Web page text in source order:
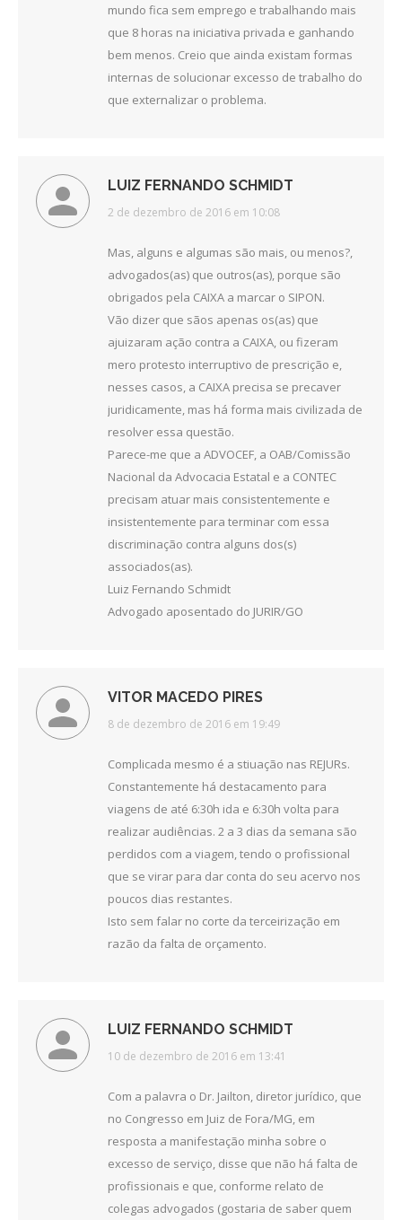
mundo fica sem emprego e trabalhando mais
que 8 horas na iniciativa privada e ganhando
bem menos. Creio que ainda existam formas
internas de solucionar excesso de trabalho do
que externalizar o problema.
LUIZ FERNANDO SCHMIDT
disse:
2 de dezembro de 2016 em 10:08
Mas, alguns e algumas são mais, ou menos?,
advogados(as) que outros(as), porque são
obrigados pela CAIXA a marcar o SIPON.
Vão dizer que sãos apenas os(as) que
ajuizaram ação contra a CAIXA, ou fizeram
mero protesto interruptivo de prescrição e,
nesses casos, a CAIXA precisa se precaver
juridicamente, mas há forma mais civilizada de
resolver essa questão.
Parece-me que a ADVOCEF, a OAB/Comissão
Nacional da Advocacia Estatal e a CONTEC
precisam atuar mais consistentemente e
insistentemente para terminar com essa
discriminação contra alguns dos(s)
associados(as).
Luiz Fernando Schmidt
Advogado aposentado do JURIR/GO
VITOR MACEDO PIRES
disse:
8 de dezembro de 2016 em 19:49
Complicada mesmo é a stiuação nas REJURs.
Constantemente há destacamento para
viagens de até 6:30h ida e 6:30h volta para
realizar audiências. 2 a 3 dias da semana são
perdidos com a viagem, tendo o profissional
que se virar para dar conta do seu acervo nos
poucos dias restantes.
Isto sem falar no corte da terceirização em
razão da falta de orçamento.
LUIZ FERNANDO SCHMIDT
disse:
10 de dezembro de 2016 em 13:41
Com a palavra o Dr. Jailton, diretor jurídico, que
no Congresso em Juiz de Fora/MG, em
resposta a manifestação minha sobre o
excesso de serviço, disse que não há falta de
profissionais e que, conforme relato de
colegas advogados (gostaria de saber quem